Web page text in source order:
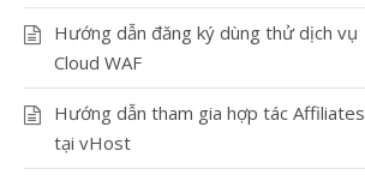
Hướng dẫn đăng ký dùng thử dịch vụ
Cloud WAF
Hướng dẫn tham gia hợp tác Affiliates
tại vHost